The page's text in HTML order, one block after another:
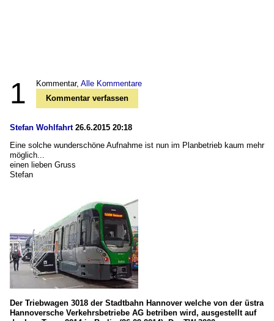
1 Kommentar, Alle Kommentare
Kommentar verfassen
Stefan Wohlfahrt26.6.2015 20:18
Eine solche wunderschöne Aufnahme ist nun im Planbetrieb kaum mehr
möglich...
einen lieben Gruss
Stefan
Der Triebwagen 3018 der Stadtbahn Hannover welche von der üstra
Hannoversche Verkehrsbetriebe AG betriben wird, ausgestellt auf